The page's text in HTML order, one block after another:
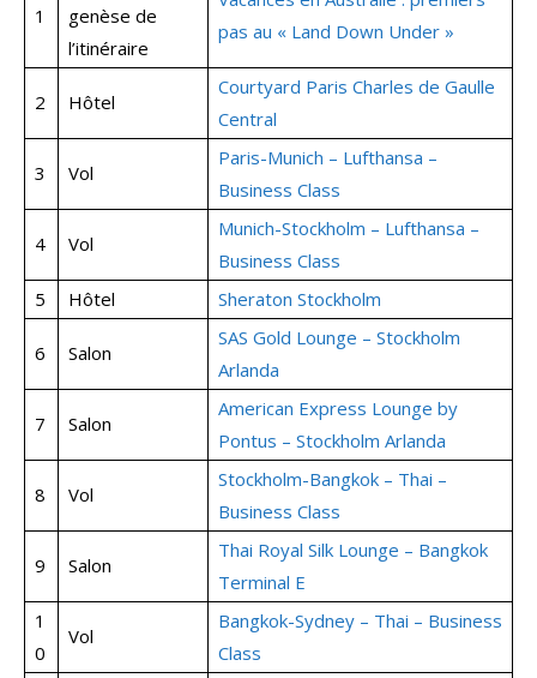
1
genèse de
l’itinéraire
pas au « Land Down Under »
2 Hôtel
Courtyard Paris Charles de Gaulle
Central
3 Vol
Paris-Munich – Lufthansa –
Business Class
4 Vol
Munich-Stockholm – Lufthansa –
Business Class
5
Hôtel Sheraton Stockholm
6 Salon
SAS Gold Lounge – Stockholm
Arlanda
7 Salon
American Express Lounge by
Pontus – Stockholm Arlanda
8 Vol
Stockholm-Bangkok – Thai –
Business Class
9 Salon
Thai Royal Silk Lounge – Bangkok
Terminal E
1
0
Vol
Bangkok-Sydney – Thai – Business
Class